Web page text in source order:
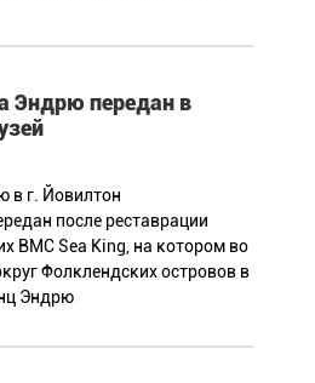
Эндрю передан в
в г. Йовилтон
после реставрации
ВМС Sea King, на котором во
Фолклендских островов в
Эндрю